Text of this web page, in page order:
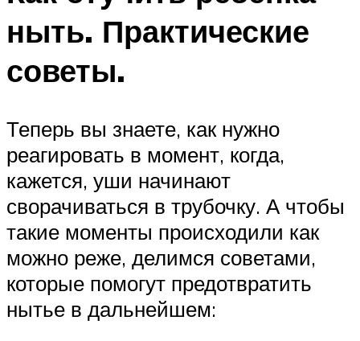
ныть. Практические
советы.
Теперь вы знаете, как нужно
реагировать в момент, когда,
кажется, уши начинают
сворачиваться в трубочку. А чтобы
такие моменты происходили как
можно реже, делимся советами,
которые помогут предотвратить
нытье в дальнейшем: